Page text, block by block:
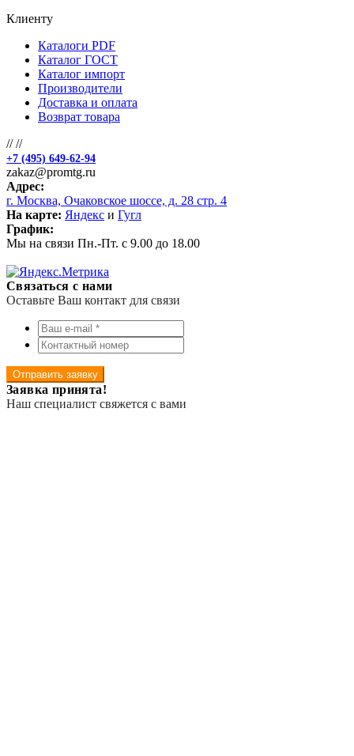
Клиенту
Каталоги PDF
Каталог ГОСТ
Каталог импорт
Производители
Доставка и оплата
Возврат товара
////
+7 (495) 649-62-94
zakaz@promtg.ru
Адрес:
г. Москва, Очаковское шоссе, д. 28 стр. 4
На карте: Яндекс и Гугл
График:
Мы на связи Пн.-Пт. с 9.00 до 18.00
Связаться с нами
Оставьте Ваш контакт для связи
Отправить заявку
Заявка принята!
Наш специалист свяжется с вами